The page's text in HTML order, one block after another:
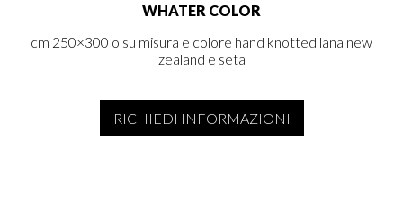
WHATER COLOR
cm 250×300 o su misura e colore hand knotted lana new
zealand e seta
RICHIEDI INFORMAZIONI